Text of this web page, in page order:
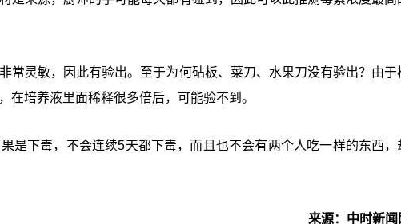
常灵敏，因此有验出。至于为何砧板、菜刀、水果刀没有验出？由于
培养液里面稀释很多倍后，可能验不到。
是下毒，不会连续5天都下毒，而且也不会有两个人吃一样的东西，
来源：中时新闻